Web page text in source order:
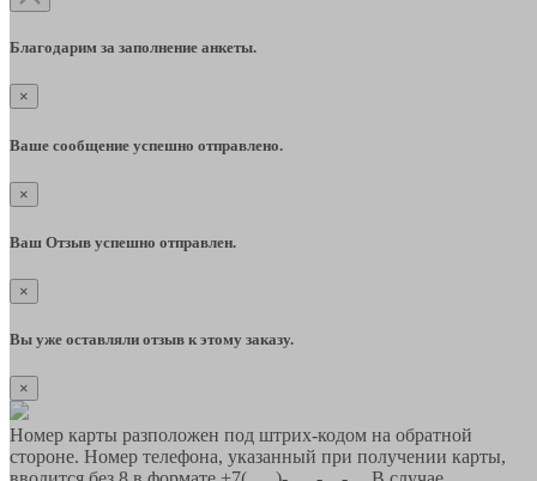
Благодарим за заполнение анкеты.
×
Ваше сообщение успешно отправлено.
×
Ваш Отзыв успешно отправлен.
×
Вы уже оставляли отзыв к этому заказу.
×
Номер карты разположен под штрих-кодом на обратной
стороне. Номер телефона, указанный при получении карты,